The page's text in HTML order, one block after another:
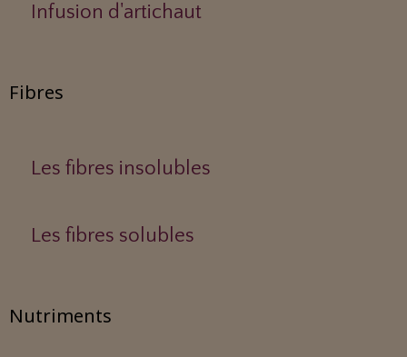
Infusion d'artichaut
Fibres
Les fibres insolubles
Les fibres solubles
Nutriments